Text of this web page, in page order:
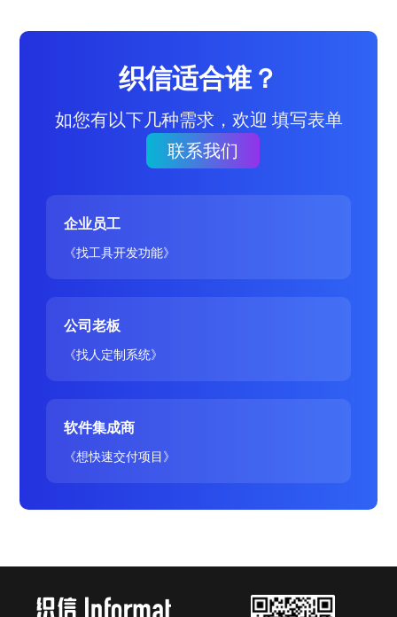
织信适合谁？
如您有以下几种需求，欢迎 填写表单
联系我们
企业员工
《找工具开发功能》
公司老板
《找人定制系统》
软件集成商
《想快速交付项目》